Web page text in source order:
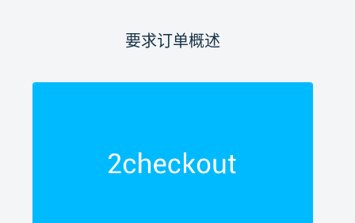
要求订单概述